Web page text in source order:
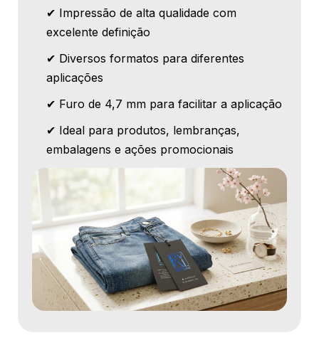
✔ Impressão de alta qualidade com
excelente definição
✔ Diversos formatos para diferentes
aplicações
✔ Furo de 4,7 mm para facilitar a aplicação
✔ Ideal para produtos, lembranças,
embalagens e ações promocionais